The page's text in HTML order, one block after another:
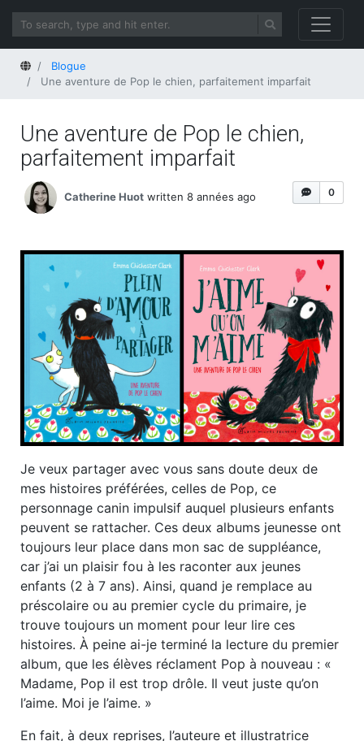
HomeBlogue
Une aventure de Pop le chien, parfaitement imparfait
Une aventure de Pop le chien,
parfaitement imparfait
0
Catherine Huot written 8 années ago
Je veux partager avec vous sans doute deux de
mes histoires préférées, celles de Pop, ce
personnage canin impulsif auquel plusieurs enfants
peuvent se rattacher. Ces deux albums jeunesse ont
toujours leur place dans mon sac de suppléance,
car j’ai un plaisir fou à les raconter aux jeunes
enfants (2 à 7 ans). Ainsi, quand je remplace au
préscolaire ou au premier cycle du primaire, je
trouve toujours un moment pour leur lire ces
histoires. À peine ai-je terminé la lecture du premier
album, que les élèves réclament Pop à nouveau : «
Madame, Pop il est trop drôle. Il veut juste qu’on
l’aime. Moi je l’aime. »
En fait, à deux reprises, l’auteure et illustratrice